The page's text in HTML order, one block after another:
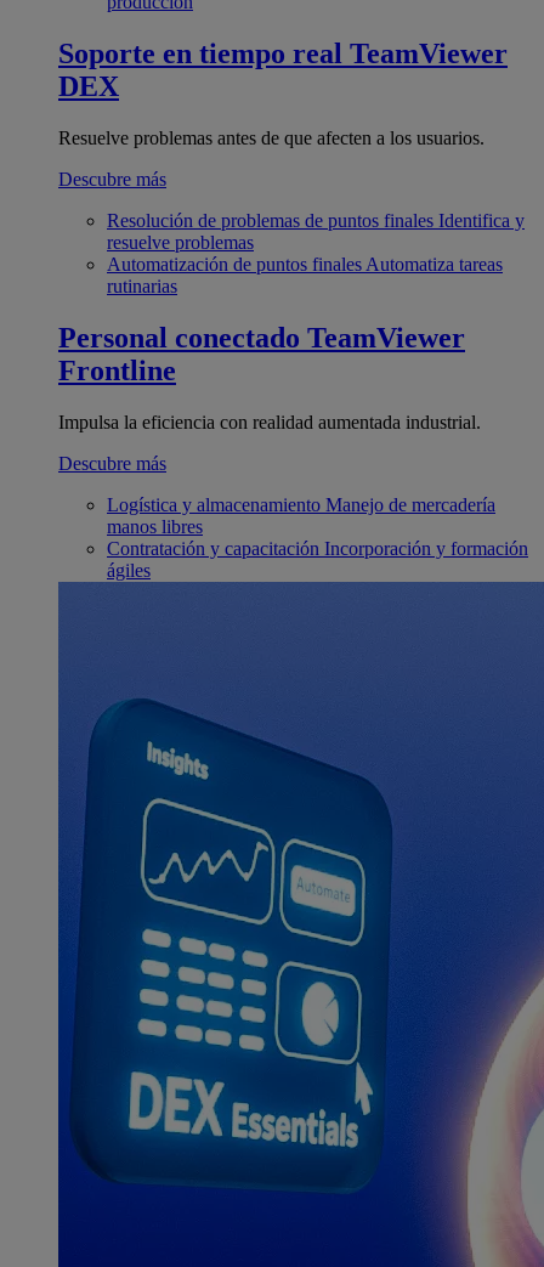
Soporte en tiempo real TeamViewer
DEX
Resuelve problemas antes de que afecten a los usuarios.
Descubre más
Resolución de problemas de puntos finales Identifica y
resuelve problemas
Automatización de puntos finales Automatiza tareas
rutinarias
Personal conectado TeamViewer
Frontline
Impulsa la eficiencia con realidad aumentada industrial.
Descubre más
Logística y almacenamiento Manejo de mercadería
manos libres
Contratación y capacitación Incorporación y formación
ágiles